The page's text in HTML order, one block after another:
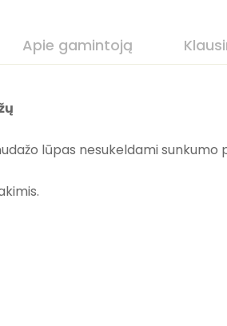
Apie gamintoją
lūpas nesukeldami sunkumo